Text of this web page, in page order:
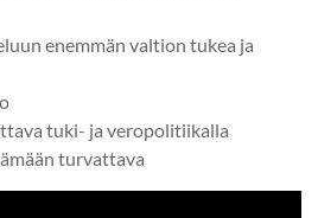
enemmän valtion tukea ja
tuki- ja veropolitiikalla
turvattava